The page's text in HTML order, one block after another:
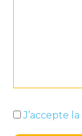
(Nécessaire)
J’accepte la